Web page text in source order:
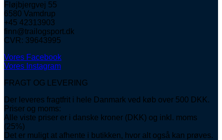
Fløjbjergvej 55
6580 Vamdrup
+45 42313903
finn@trailogsport.dk
CVR: 39643995
Vores Facebook
Vores Instagram
FRAGT OG LEVERING
Der leveres fragtfrit i hele Danmark ved køb over 500 DKK.
Priser og moms:
Alle viste priser er i danske kroner (DKK) og inkl. moms
(25%)
Det er muligt at afhente i butikken, hvor alt også kan prøves.